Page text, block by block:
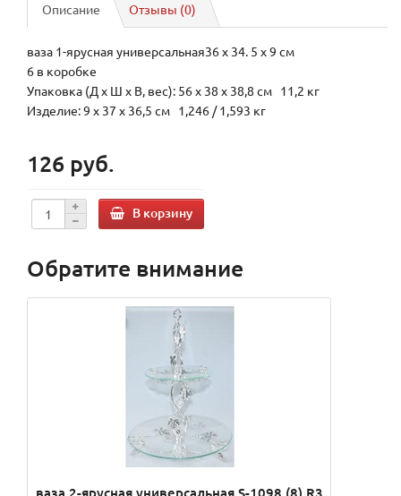
Описание Отзывы (0)
ваза 1-ярусная универсальная36 x 34. 5 x 9 см
6 в коробке
Упаковка (Д х Ш х В, вес): 56 x 38 x 38,8 см 11,2 кг
Изделие: 9 x 37 x 36,5 см 1,246 / 1,593 кг
126 руб.
В корзину
Обратите внимание